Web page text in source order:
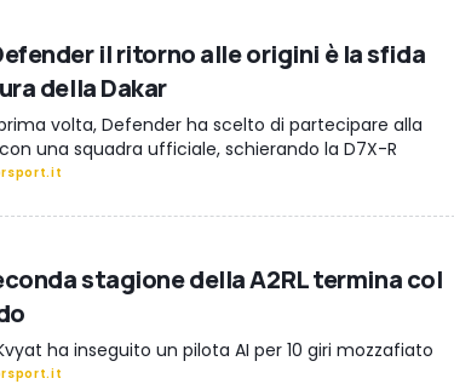
il ritorno alle origini è la sfida
della Dakar
volta, Defender ha scelto di partecipare alla
una squadra ufficiale, schierando la D7X-R
stagione della A2RL termina col
ha inseguito un pilota AI per 10 giri mozzafiato